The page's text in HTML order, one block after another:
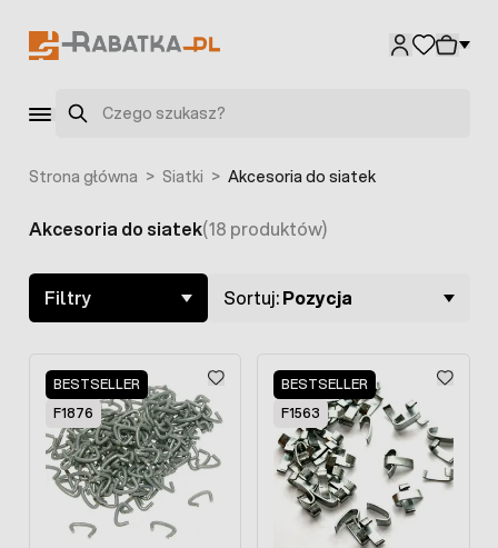
Szukaj
Strona główna > Siatki > Akcesoria do siatek
Skip to product list
Akcesoria do siatek(18 produktów)
Filtry Sortuj:Pozycja
BESTSELLER
F1876
BESTSELLER
F1563